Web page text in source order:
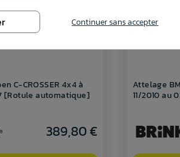
C-CROSSER 4x4 à
[Rotule automatique]
389,80 €
Attelage
11/2010 au
Continuer sans accepter